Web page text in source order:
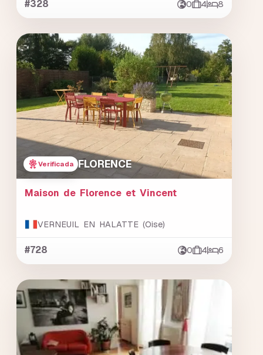
#328 0 4 8
Verificada FLORENCE
Maison de Florence et Vincent
VERNEUIL EN HALATTE (Oise)
#728 0 4 6